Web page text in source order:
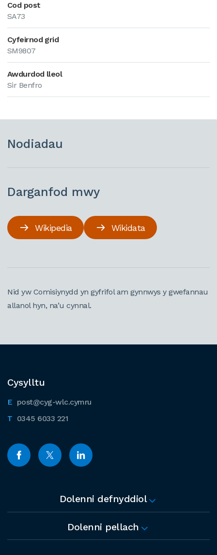
Cod post
SA73
Cyfeirnod grid
SM9807
Awdurdod lleol
Sir Benfro
Nodiadau
Darganfod mwy
Wikipedia Wikidata
Nid yw Comisiynydd yn gyfrifol am gynnwys y gwefannau
allanol hyn, na’u cynnal.
Cysylltu
post@cyg-wlc.cymru
0345 6033 221
Dolenni defnyddiol
Dolenni pellach